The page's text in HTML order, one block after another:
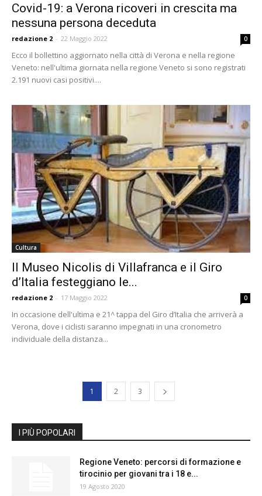
Covid-19: a Verona ricoveri in crescita ma
nessuna persona deceduta
redazione 2 - 22 Maggio 2022 0
Ecco il bollettino aggiornato nella città di Verona e nella regione
Veneto: nell'ultima giornata nella regione Veneto si sono registrati
2.191 nuovi casi positivi....
Cultura
Il Museo Nicolis di Villafranca e il Giro
d’Italia festeggiano le...
redazione 2 - 17 Maggio 2022 0
In occasione dell'ultima e 21^ tappa del Giro d’Italia che arriverà a
Verona, dove i ciclisti saranno impegnati in una cronometro
individuale della distanza...
1 2 3
I PIÙ POPOLARI
Regione Veneto: percorsi di formazione e
tirocinio per giovani tra i 18 e...
19 Agosto 2020